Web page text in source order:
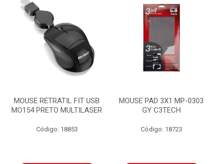
MOUSE RETRATIL FIT USB
MO154 PRETO MULTILASER
Código: 18853
MOUSE PAD 3X1 MP-0303
GY C3TECH
Código: 18723